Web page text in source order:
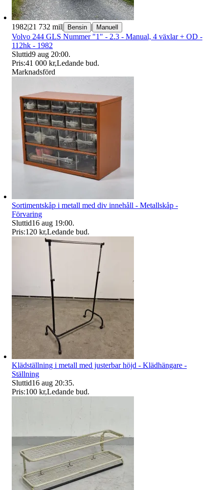
1982|21 732 mil| Bensin | Manuell
Volvo 244 GLS Nummer "1" - 2.3 - Manual, 4 växlar + OD -
112hk - 1982
Sluttid9 aug 20:00.
Pris:41 000 kr,Ledande bud.
Marknadsförd
Sortimentskåp i metall med div innehåll - Metallskåp -
Förvaring
Sluttid16 aug 19:00.
Pris:120 kr,Ledande bud.
Klädställning i metall med justerbar höjd - Klädhängare -
Ställning
Sluttid16 aug 20:35.
Pris:100 kr,Ledande bud.